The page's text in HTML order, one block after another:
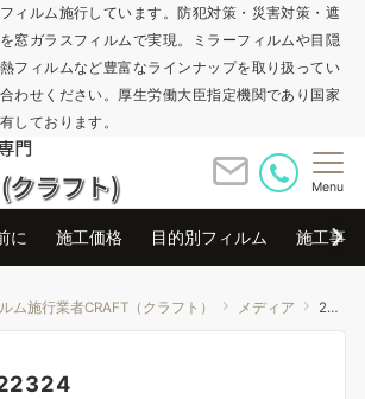
ィルム施行しています。防犯対策・災害対策・遮
窓ガラスフィルムで実現。ミラーフィルムや目隠
フィルムなど豊富なラインナップを取り扱ってい
わせください。厚生労働大臣指定機関であり国家
しております。
Menu
に 施工価格 目的別フィルム 施工事例
ム施行業者CRAFT（クラフト） メディア 20210518122324